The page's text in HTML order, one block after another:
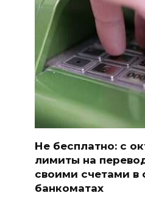
Не бесплатно: с
лимиты на
своими счетами в
банкоматах